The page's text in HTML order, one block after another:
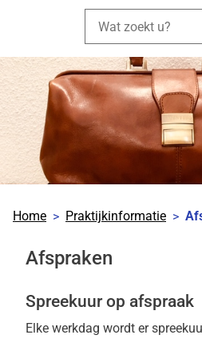
Home Praktijkinformatie
Afspraken
Spreekuur op afspraak
Elke werkdag wordt er